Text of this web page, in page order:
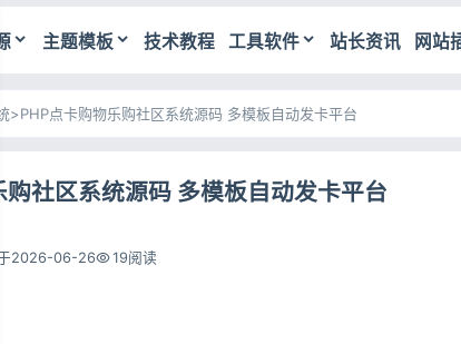
主题模板 技术教程 工具软件 站长资讯 网站
>PHP点卡购物乐购社区系统源码 多模板自动发卡平台
社区系统源码 多模板自动发卡平台
2026-06-26 19阅读